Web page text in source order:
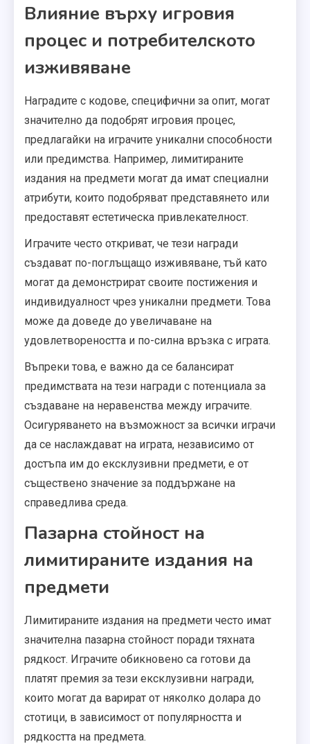
Влияние върху игровия
процес и потребителското
изживяване
Наградите с кодове, специфични за опит, могат
значително да подобрят игровия процес,
предлагайки на играчите уникални способности
или предимства. Например, лимитираните
издания на предмети могат да имат специални
атрибути, които подобряват представянето или
предоставят естетическа привлекателност.
Играчите често откриват, че тези награди
създават по-поглъщащо изживяване, тъй като
могат да демонстрират своите постижения и
индивидуалност чрез уникални предмети. Това
може да доведе до увеличаване на
удовлетвореността и по-силна връзка с играта.
Въпреки това, е важно да се балансират
предимствата на тези награди с потенциала за
създаване на неравенства между играчите.
Осигуряването на възможност за всички играчи
да се наслаждават на играта, независимо от
достъпа им до ексклузивни предмети, е от
съществено значение за поддържане на
справедлива среда.
Пазарна стойност на
лимитираните издания на
предмети
Лимитираните издания на предмети често имат
значителна пазарна стойност поради тяхната
рядкост. Играчите обикновено са готови да
платят премия за тези ексклузивни награди,
които могат да варират от няколко долара до
стотици, в зависимост от популярността и
рядкостта на предмета.